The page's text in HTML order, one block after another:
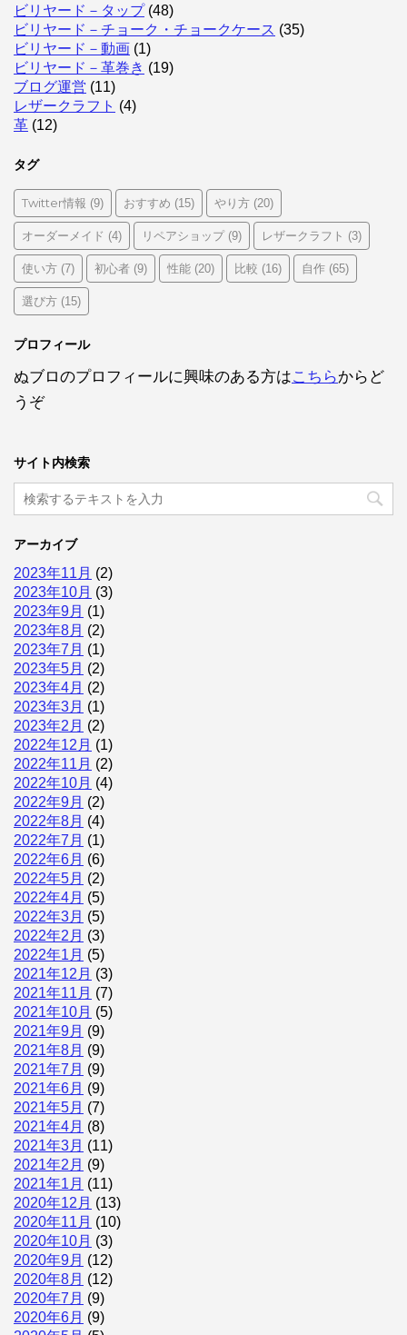
ビリヤード－タップ(48)
ビリヤード－チョーク・チョークケース (35)
ビリヤード－動画 (1)
ビリヤード－革巻き (19)
ブログ運営 (11)
レザークラフト (4)
革 (12)
タグ
Twitter情報 (9) おすすめ (15) やり方 (20)
オーダーメイド (4) リペアショップ(9) レザークラフト (3)
使い方 (7) 初心者 (9) 性能 (20) 比較 (16) 自作 (65)
選び方 (15)
プロフィール
ぬブロのプロフィールに興味のある方はこちらからど
うぞ
サイト内検索
アーカイブ
2023年11月 (2)
2023年10月 (3)
2023年9月 (1)
2023年8月 (2)
2023年7月 (1)
2023年5月 (2)
2023年4月 (2)
2023年3月 (1)
2023年2月 (2)
2022年12月 (1)
2022年11月 (2)
2022年10月 (4)
2022年9月 (2)
2022年8月 (4)
2022年7月 (1)
2022年6月 (6)
2022年5月 (2)
2022年4月 (5)
2022年3月 (5)
2022年2月 (3)
2022年1月 (5)
2021年12月 (3)
2021年11月 (7)
2021年10月 (5)
2021年9月 (9)
2021年8月 (9)
2021年7月 (9)
2021年6月 (9)
2021年5月 (7)
2021年4月 (8)
2021年3月 (11)
2021年2月 (9)
2021年1月 (11)
2020年12月 (13)
2020年11月 (10)
2020年10月 (3)
2020年9月 (12)
2020年8月 (12)
2020年7月 (9)
2020年6月 (9)